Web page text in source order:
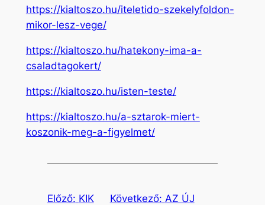
https://kialtoszo.hu/iteletido-szekelyfoldon-
mikor-lesz-vege/
https://kialtoszo.hu/hatekony-ima-a-
csaladtagokert/
https://kialtoszo.hu/isten-teste/
https://kialtoszo.hu/a-sztarok-miert-
koszonik-meg-a-figyelmet/
Előző: KIK
Következő: AZ ÚJ